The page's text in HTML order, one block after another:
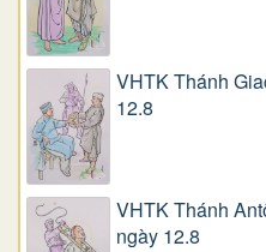
VHTK Thánh
12.8
VHTK Thánh
ngày 12.8